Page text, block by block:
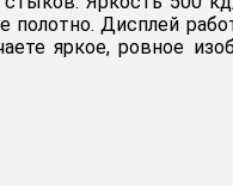
полотно. Дисплей
яркое, ровное